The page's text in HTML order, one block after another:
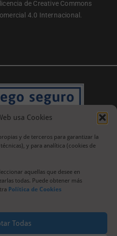
usa Cookies
y de terceros para garantizar la
y para analítica (cookies de
aquellas que desee en
todas. Puede obtener más
Política de Cookies
Todas
de Creative Commons
4.0 Internacional.